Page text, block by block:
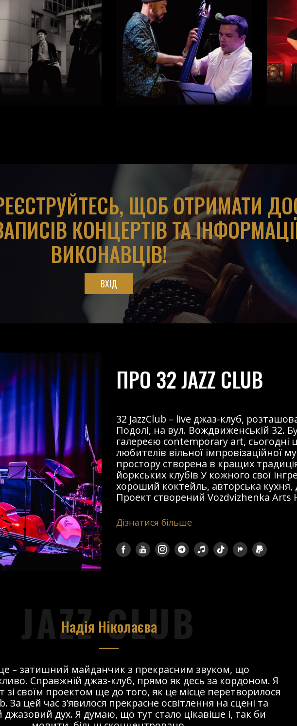
Павло Литвиненко
,)/Денис Дудко (Бас,)/
Люлякін (Барабани
Виконавці: Арсеній Яндюк(
Рояль,) Сергій Клюєнко(Бас,)
ЩОБ ОТРИМАТИ
КОНЦЕРТІВ ТА
ВИКОНАВЦІВ!
ВХІД
ПРО 32 JAZZ CLUB
32 JazzClub – live джаз-клуб,
Подолі, на вул. Вождвиженській 32.
галереєю contemporary art, сьогодні
любителів вільної імпровізаційної
простору створена в кращих
йоркських клубів У кожного свої
хороший коктейль, авторська кухня,
Проект створений Vozdvizhenka Arts
Дізнатися більше
JAZZ CLUB
Надія Ніколаєва
– затишний майданчик з прекрасним звуком, що
Справжній джаз-клуб, прямо як десь за кордоном. Я
зі своїм проектом ще до того, як це місце перетворилося
За цей час з’явилося прекрасне освітлення на сцені та
джазовий дух. Я думаю, що тут стало цікавіше і, так би